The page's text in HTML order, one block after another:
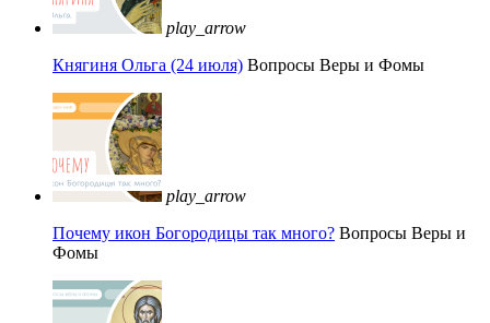
play_arrow
Княгиня Ольга (24 июля) Вопросы Веры и Фомы
play_arrow
Почему икон Богородицы так много? Вопросы Веры и
Фомы